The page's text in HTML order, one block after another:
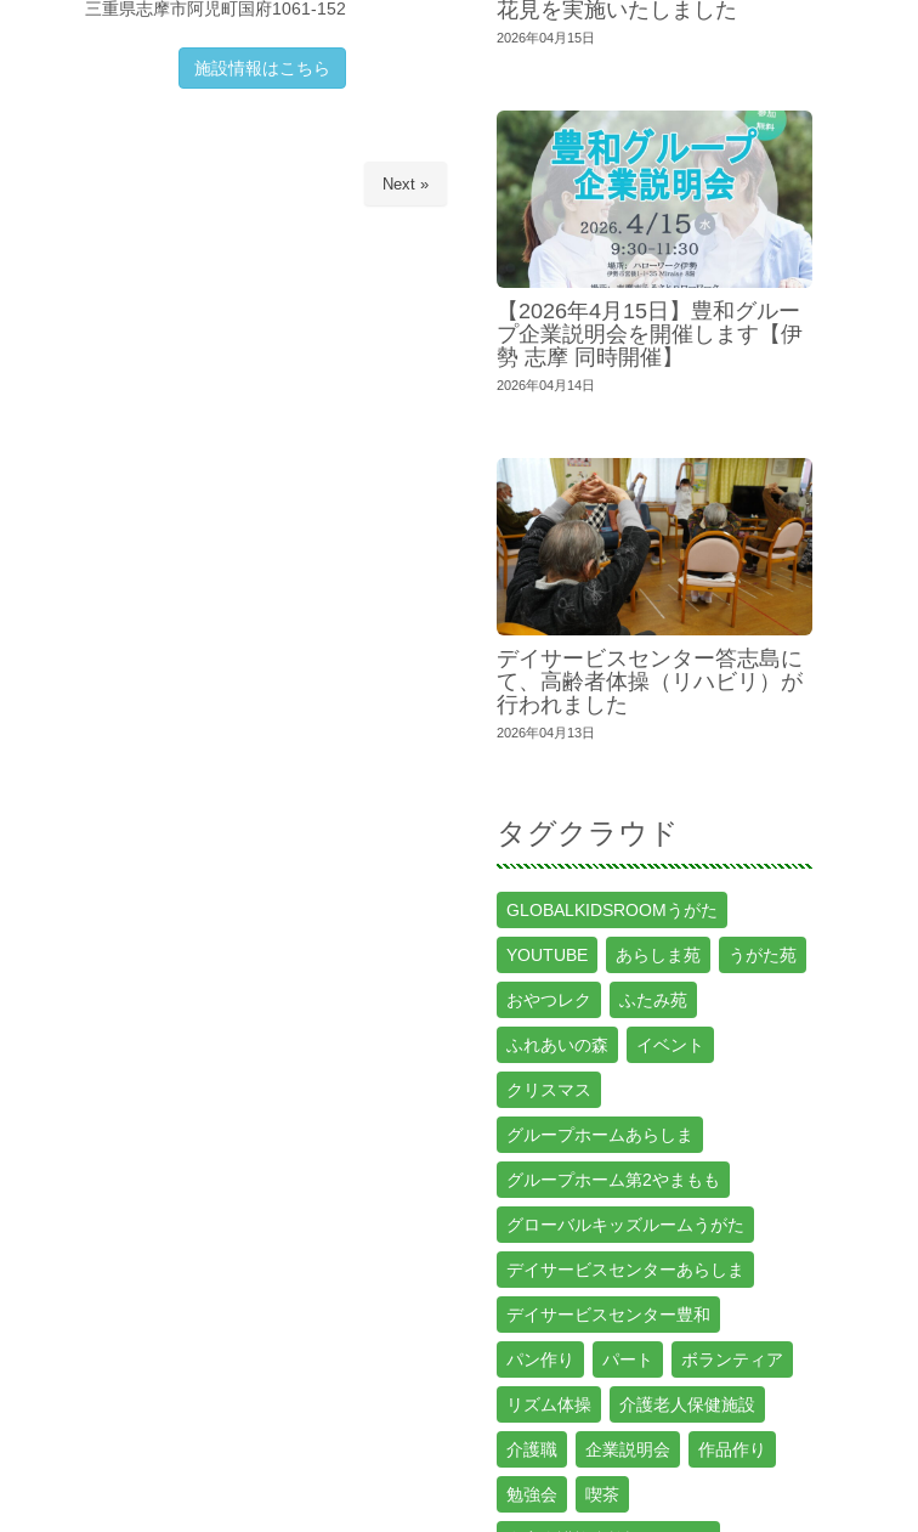
三重県志摩市阿児町国府1061-152
施設情報はこちら
Next »
花見を実施いたしました
2026年04月15日
【2026年4月15日】豊和グルー
プ企業説明会を開催します【伊
勢 志摩 同時開催】
2026年04月14日
デイサービスセンター答志島に
て、高齢者体操（リハビリ）が
行われました
2026年04月13日
タグクラウド
GLOBALKIDSROOMうがた
YOUTUBE あらしま苑 うがた苑
おやつレク ふたみ苑
ふれあいの森 イベント
クリスマス
グループホームあらしま
グループホーム第2やまもも
グローバルキッズルームうがた
デイサービスセンターあらしま
デイサービスセンター豊和
パン作り パート ボランティア
リズム体操 介護老人保健施設
介護職 企業説明会 作品作り
勉強会 喫茶